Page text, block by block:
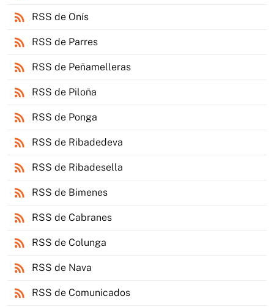
rss_feed RSS de Onís
rss_feed RSS de Parres
rss_feed RSS de Peñamelleras
rss_feed RSS de Piloña
rss_feed RSS de Ponga
rss_feed RSS de Ribadedeva
rss_feed RSS de Ribadesella
rss_feed RSS de Bimenes
rss_feed RSS de Cabranes
rss_feed RSS de Colunga
rss_feed RSS de Nava
rss_feed RSS de Comunicados